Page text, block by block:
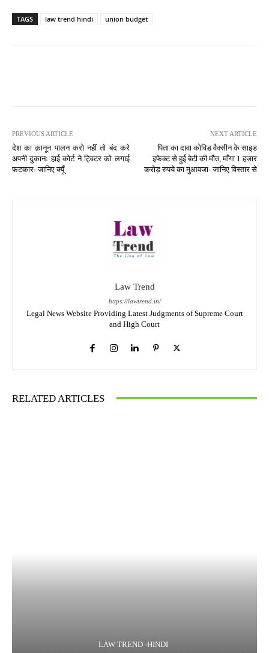
TAGS law trend hindi union budget
PREVIOUS ARTICLE
देश का क़ानून पालन करो नहीं तो बंद करे
अपनी दुकानः हाई कोर्ट ने ट्विटर को लगाई
फटकार- जानिए क्यूँ
NEXT ARTICLE
पिता का दावा कोविड वैक्सीन के साइड
इफेक्ट से हुई बेटी की मौत, माँगा 1 हजार
करोड़ रुपये का मुआवजा- जानिए विस्तार से
Law Trend
https://lawtrend.in/
Legal News Website Providing Latest Judgments of Supreme Court
and High Court
RELATED ARTICLES
LAW TREND -HINDI